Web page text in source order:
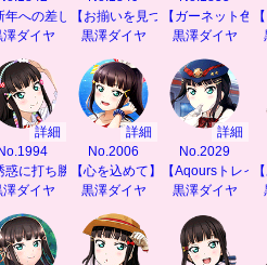
年への差し入れ】
澤ダイヤ
【お揃いを見つけて】
黒澤ダイヤ
【ガーネット色
黒澤ダイヤ
詳細
惑に打ち勝て！】
澤ダイヤ
詳細
No.2006
【心を込めて】
黒澤ダイヤ
詳細
No.2029
【Aqoursトレイ
黒澤ダイヤ